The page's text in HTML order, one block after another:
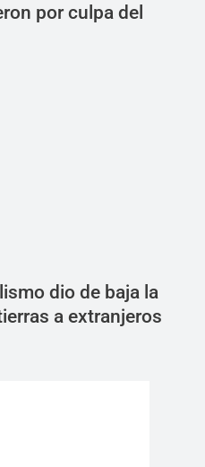
por culpa del
dio de baja la
a extranjeros